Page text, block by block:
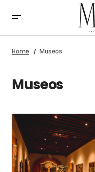
Home Museos
Museos